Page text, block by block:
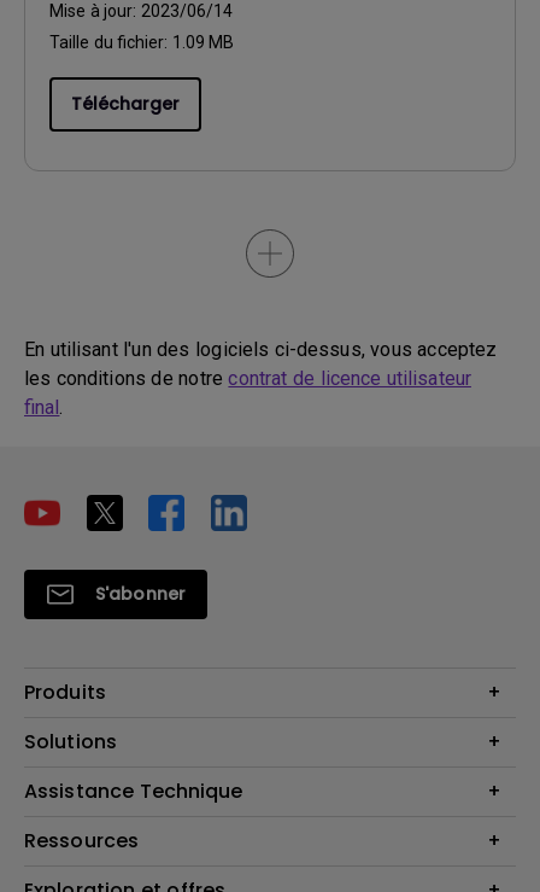
Mise à jour: 2023/06/14
Taille du fichier: 1.09 MB
Télécharger
En utilisant l'un des logiciels ci-dessus, vous acceptez
les conditions de notrecontrat de licence utilisateur
final.
S'abonner
Produits
Vidéoprojecteurs
Éclairage
Haut-parleur
Solutions
Business Display
Assistance Technique
Contactez-nous par téléphone
Ressources